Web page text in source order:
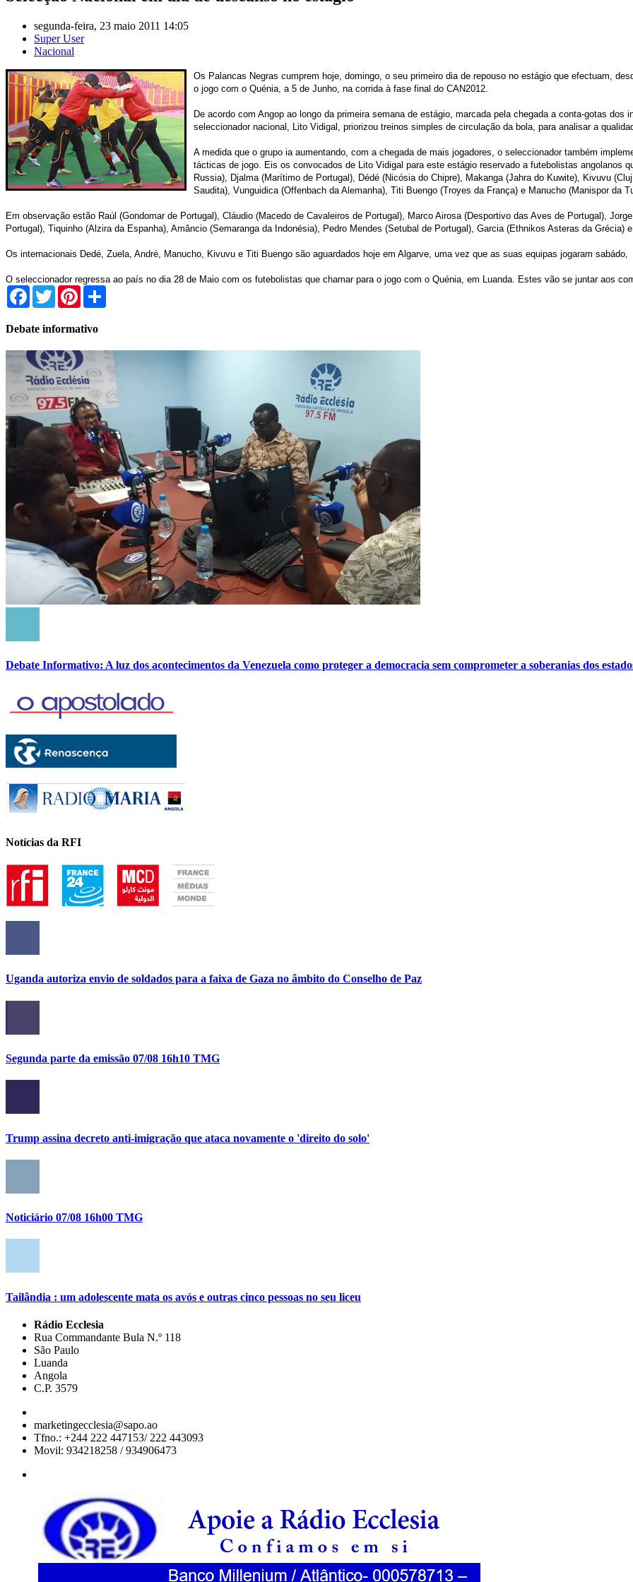
segunda-feira, 23 maio 2011 14:05
Super User
Nacional
Os Palancas Negras cumprem hoje, domingo, o seu primeiro dia de repouso no estágio que efectuam,
o jogo com o Quénia, a 5 de Junho, na corrida à fase final do CAN2012.
De acordo com Angop ao longo da primeira semana de estágio, marcada pela chegada a conta-gotas
seleccionador nacional, Lito Vidigal, priorizou treinos simples de circulação da bola, para analisar a
A medida que o grupo ia aumentando, com a chegada de mais jogadores, o seleccionador também
tácticas de jogo. Eis os convocados de Lito Vidigal para este estágio reservado a futebolistas angolanos
Russia), Djalma (Marítimo de Portugal), Dédé (Nicósia do Chipre), Makanga (Jahra do Kuwite), Kivuvu
Saudita), Vunguidica (Offenbach da Alemanha), Titi Buengo (Troyes da França) e Manucho (Manispor da
Em observação estão Raúl (Gondomar de Portugal), Cláudio (Macedo de Cavaleiros de Portugal), Marco Airosa (Desportivo das Aves de Portugal),
Portugal), Tiquinho (Alzira da Espanha), Amâncio (Semaranga da Indonésia), Pedro Mendes (Setubal de Portugal), Garcia (Ethnikos Asteras da Grécia)
Os internacionais Dedé, Zuela, André, Manucho, Kivuvu e Titi Buengo são aguardados hoje em Algarve, uma vez que as suas equipas jogaram
O seleccionador regressa ao país no dia 28 de Maio com os futebolistas que chamar para o jogo com o Quénia, em Luanda. Estes vão se juntar aos
Facebook
TwitterPinterest
Debate informativo
Debate Informativo: A luz dos acontecimentos da Venezuela como proteger a democracia sem comprometer a soberanias dos
Notícias da RFI
Uganda autoriza envio de soldados para a faixa de Gaza no âmbito do Conselho de Paz
Segunda parte da emissão 07/08 16h10 TMG
Trump assina decreto anti-imigração que ataca novamente o 'direito do solo'
Noticiário 07/08 16h00 TMG
Tailândia : um adolescente mata os avós e outras cinco pessoas no seu liceu
Rádio Ecclesia
Rua Commandante Bula N.º 118
São Paulo
Luanda
Angola
C.P. 3579
marketingecclesia@sapo.ao
Tfno.: +244 222 447153/ 222 443093
Movil: 934218258 / 934906473